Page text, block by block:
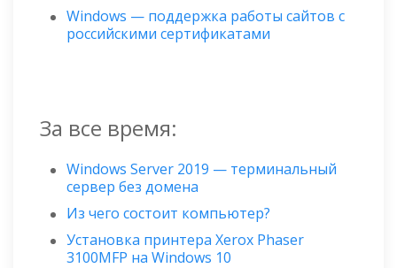
Windows — поддержка работы сайтов с
российскими сертификатами
За все время:
Windows Server 2019 — терминальный
сервер без домена
Из чего состоит компьютер?
Установка принтера Xerox Phaser
3100MFP на Windows 10